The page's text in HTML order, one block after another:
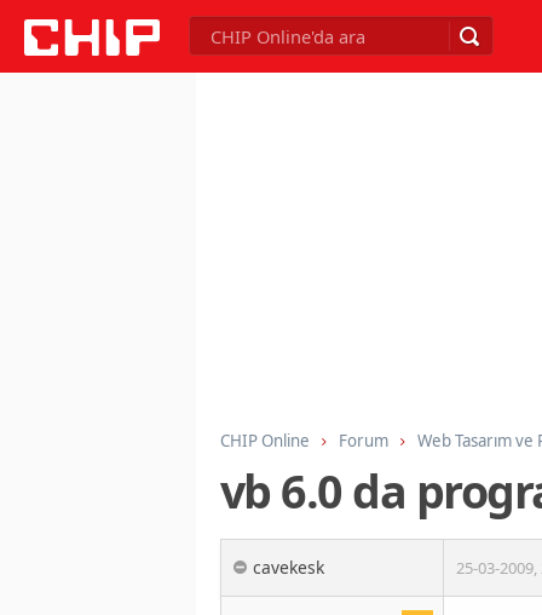
CHIP Online Forum Web Tasarım
vb 6.0 da
cavekesk 25-03-2009,